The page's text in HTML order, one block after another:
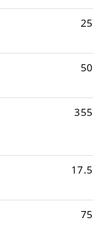
25
50
355
17.5
75